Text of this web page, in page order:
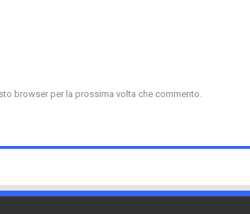
browser per la prossima volta che commento.